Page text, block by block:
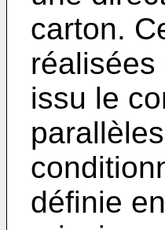
carton.
issu le
définie